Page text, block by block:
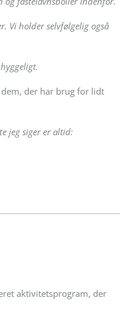
Vi holder selvfølgelig også
der har brug for lidt
jeg siger er altid:
aktivitetsprogram, der